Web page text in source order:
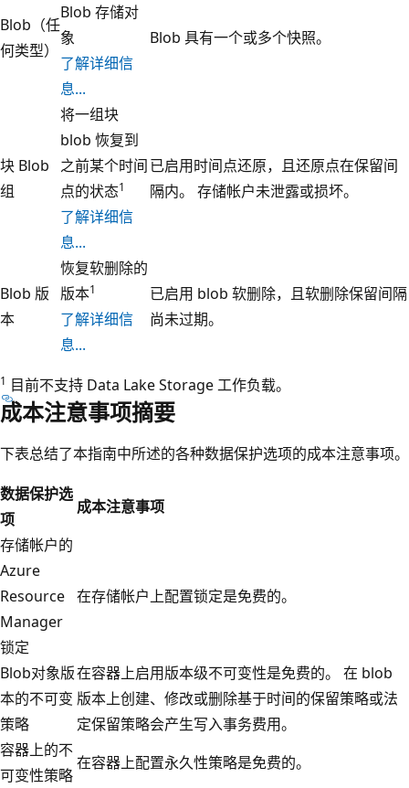
Blob（任
何类型）
Blob 存储对
象
了解详细信
息...
Blob 具有一个或多个快照。
块 Blob
组
将一组块
blob 恢复到
之前某个时间
点的状态1
了解详细信
息...
已启用时间点还原，且还原点在保留间
隔内。 存储帐户未泄露或损坏。
Blob 版
本
恢复软删除的
版本1
了解详细信
息...
已启用 blob 软删除，且软删除保留间隔
尚未过期。
1 目前不支持 Data Lake Storage 工作负载。
成本注意事项摘要
下表总结了本指南中所述的各种数据保护选项的成本注意事项。
数据保护选
项
成本注意事项
存储帐户的
Azure
Resource
Manager
锁定
在存储帐户上配置锁定是免费的。
Blob对象版
本的不可变
策略
在容器上启用版本级不可变性是免费的。 在 blob
版本上创建、修改或删除基于时间的保留策略或法
定保留策略会产生写入事务费用。
容器上的不
可变性策略
在容器上配置永久性策略是免费的。